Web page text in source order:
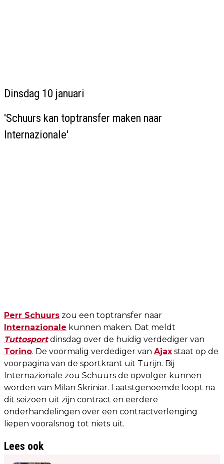
Dinsdag 10 januari
'Schuurs kan toptransfer maken naar
Internazionale'
Perr Schuurs zou een toptransfer naar
Internazionale kunnen maken. Dat meldt
Tuttosportdinsdag over de huidig verdediger van
Torino. De voormalig verdediger van Ajax staat op de
voorpagina van de sportkrant uit Turijn. Bij
Internazionale zou Schuurs de opvolger kunnen
worden van Milan Skriniar. Laatstgenoemde loopt na
dit seizoen uit zijn contract en eerdere
onderhandelingen over een contractverlenging
liepen vooralsnog tot niets uit.
Lees ook